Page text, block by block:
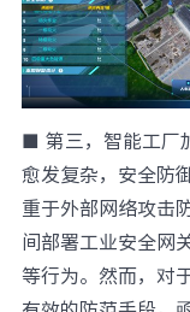
■ 第三，智能工厂
愈发复杂，安全防
重于外部网络攻击
间部署工业安全网
等行为。然而，对